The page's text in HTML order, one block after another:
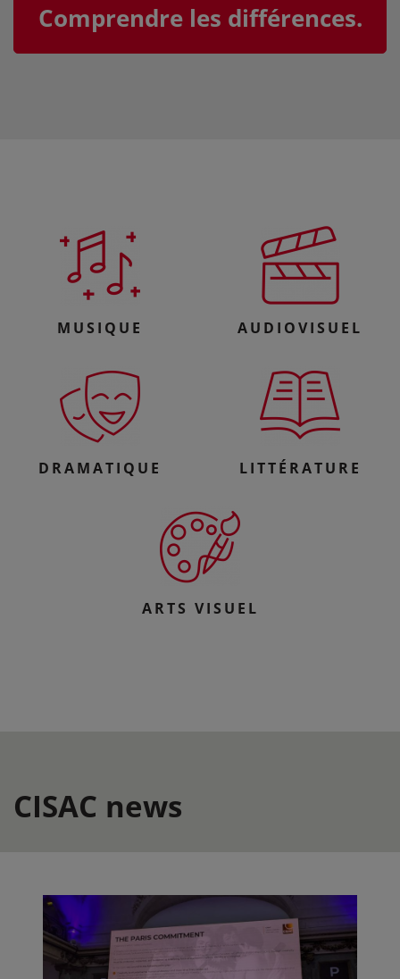
Comprendre les différences.
MUSIQUE AUDIOVISUEL
DRAMATIQUE LITTÉRATURE
ARTS VISUEL
CISAC news